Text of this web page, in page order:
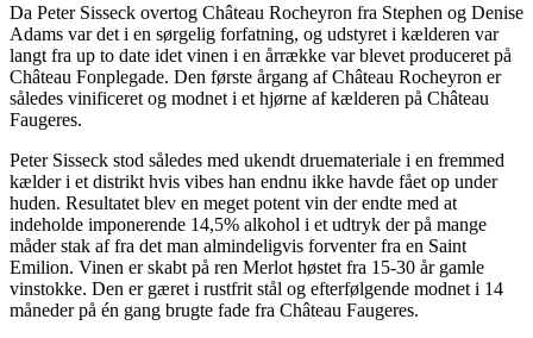
Da Peter Sisseck overtog Château Rocheyron fra Stephen og Denise
Adams var det i en sørgelig forfatning, og udstyret i kælderen var
langt fra up to date idet vinen i en årrække var blevet produceret på
Château Fonplegade. Den første årgang af Château Rocheyron er
således vinificeret og modnet i et hjørne af kælderen på Château
Faugeres.
Peter Sisseck stod således med ukendt druemateriale i en fremmed
kælder i et distrikt hvis vibes han endnu ikke havde fået op under
huden. Resultatet blev en meget potent vin der endte med at
indeholde imponerende 14,5% alkohol i et udtryk der på mange
måder stak af fra det man almindeligvis forventer fra en Saint
Emilion. Vinen er skabt på ren Merlot høstet fra 15-30 år gamle
vinstokke. Den er gæret i rustfrit stål og efterfølgende modnet i 14
måneder på én gang brugte fade fra Château Faugeres.